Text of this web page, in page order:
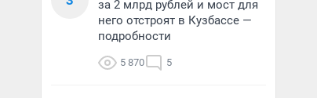
за 2 млрд рублей и мост для
него отстроят в Кузбассе —
подробности
5 870 5